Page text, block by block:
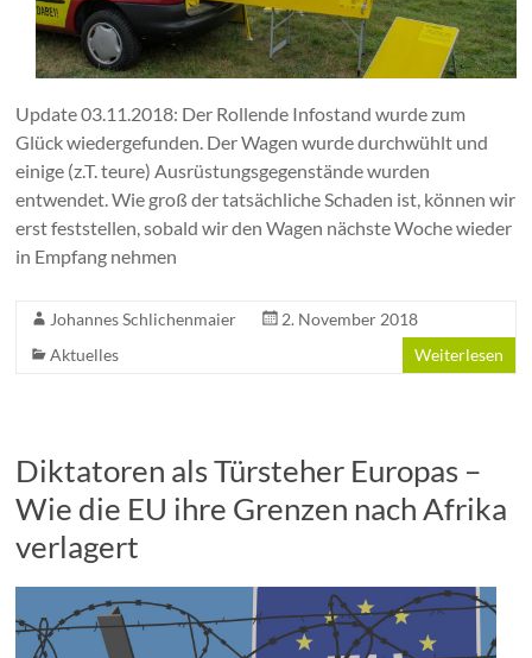
Update 03.11.2018: Der Rollende Infostand wurde zum
Glück wiedergefunden. Der Wagen wurde durchwühlt und
einige (z.T. teure) Ausrüstungsgegenstände wurden
entwendet. Wie groß der tatsächliche Schaden ist, können wir
erst feststellen, sobald wir den Wagen nächste Woche wieder
in Empfang nehmen
Johannes Schlichenmaier
2. November 2018
Aktuelles
Weiterlesen
Diktatoren als Türsteher Europas –
Wie die EU ihre Grenzen nach Afrika
verlagert